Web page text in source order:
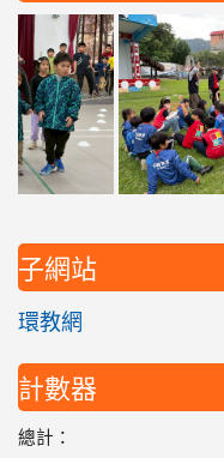
子網站
環教網
計數器
總計：